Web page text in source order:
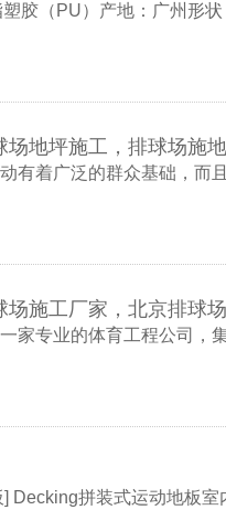
胶（PU）产地：广州形
地坪施工，排球场施
有着广泛的群众基础，而
施工厂家，北京排球场
家专业的体育工程公司，
Decking拼装式运动地板